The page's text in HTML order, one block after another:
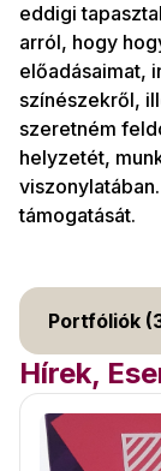
eddigi
arról, hogy
előadásaimat,
színészekről,
szeretném
helyzetét,
támogatását.
Portfóliók
Hírek,